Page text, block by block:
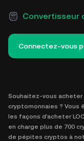
Convertisseur
Connectez-vous
Souhaitez-vous acheter
cryptomonnaies ? Vous
les façons d'acheter
en charge plus de 700
de pépites cryptos à